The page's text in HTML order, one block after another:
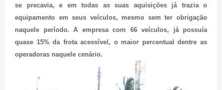
se precavia, e em todas as suas aquisições já trazia o
equipamento em seus veículos, mesmo sem ter obrigação
naquele período. A empresa com 66 veículos, já possuía
quase 15% da frota acessível, o maior percentual dentre as
operadoras naquele cenário.